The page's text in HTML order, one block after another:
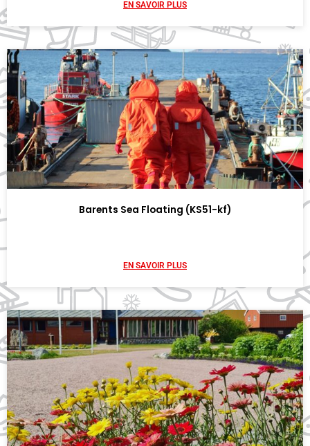
EN SAVOIR PLUS
Barents Sea Floating (KS51-kf)
EN SAVOIR PLUS